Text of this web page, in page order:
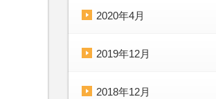
2020年4月
2019年12月
2018年12月